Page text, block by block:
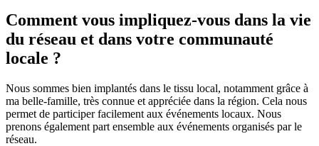
Comment vous impliquez-vous dans la vie
du réseau et dans votre communauté
locale ?
Nous sommes bien implantés dans le tissu local, notamment grâce à
ma belle-famille, très connue et appréciée dans la région. Cela nous
permet de participer facilement aux événements locaux. Nous
prenons également part ensemble aux événements organisés par le
réseau.